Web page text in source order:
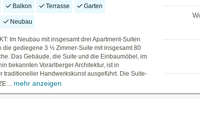
Balkon Terrasse Garten
Neubau
Im Neubau mit insgesamt drei Apartment-Suiten
die gediegene 3 ½ Zimmer-Suite mit insgesamt 80
Das Gebäude, die Suite und die Einbaumöbel, im
bekannten Vorarlberger Architektur, ist in
traditioneller Handwerkskunst ausgeführt. Die Suite-
mehr anzeigen